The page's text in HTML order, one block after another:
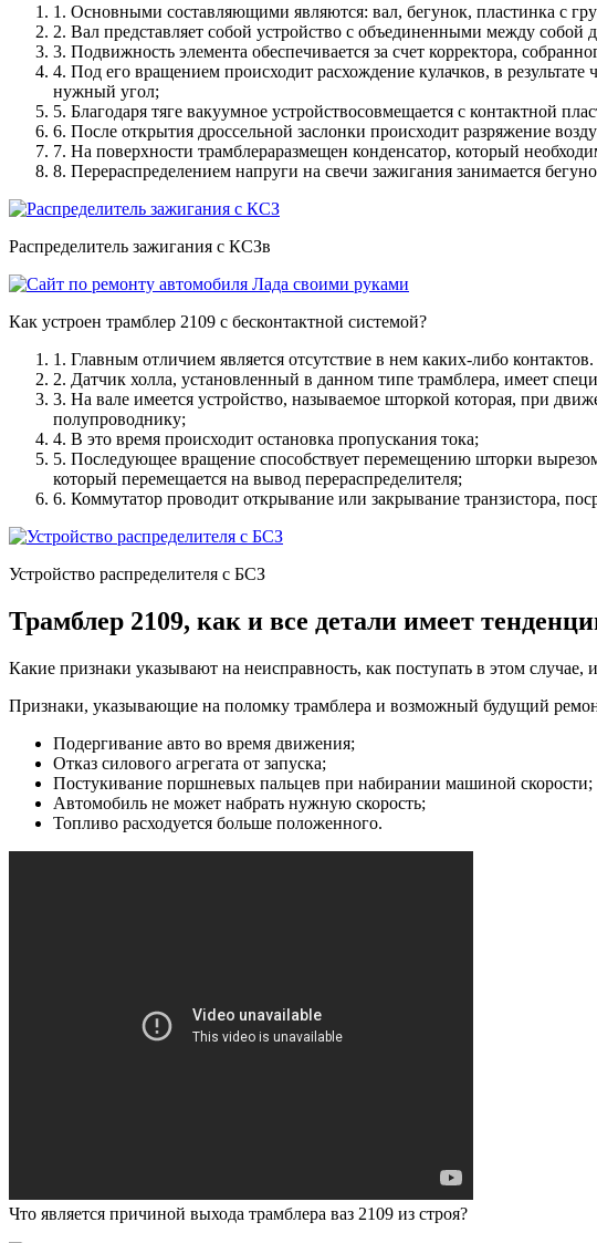
1. Основными составляющими являются: вал, бегунок, пластинка с
2. Вал представляет собой устройство с объединенными между
3. Подвижность элемента обеспечивается за счет корректора,
4. Под его вращением происходит расхождение кулачков, в
нужный угол;
5. Благодаря тяге вакуумное устройствосовмещается с контактной
6. После открытия дроссельной заслонки происходит разряжение
7. На поверхности трамблераразмещен конденсатор, который
8. Перераспределением напруги на свечи зажигания занимается
Распределитель зажигания с КСЗв
Как устроен трамблер 2109 с бесконтактной системой?
1. Главным отличием является отсутствие в нем каких-либо
2. Датчик холла, установленный в данном типе трамблера, имеет
3. На вале имеется устройство, называемое шторкой которая, при
полупроводнику;
4. В это время происходит остановка пропускания тока;
5. Последующее вращение способствует перемещению шторки
который перемещается на вывод перераспределителя;
6. Коммутатор проводит открывание или закрывание транзистора,
Устройство распределителя с БСЗ
Трамблер 2109, как и все детали имеет
Какие признаки указывают на неисправность, как поступать в этом случае,
Признаки, указывающие на поломку трамблера и возможный будущий
Подергивание авто во время движения;
Отказ силового агрегата от запуска;
Постукивание поршневых пальцев при набирании машиной скорости;
Автомобиль не может набрать нужную скорость;
Топливо расходуется больше положенного.
Что является причиной выхода трамблера ваз 2109 из строя?